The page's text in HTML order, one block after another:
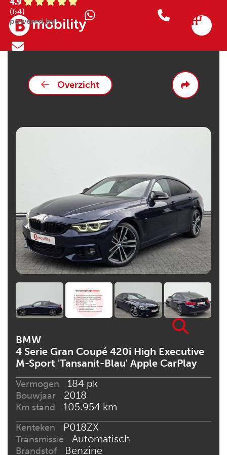
(64)
powered by
Overzicht
BMW
4 Serie Gran Coupé 420i High Executive
M-Sport 'Tansanit-Blau' Apple CarPlay
Vermogen 184 pk
Bouwjaar 2018
Km stand 105.954 km
Kenteken P018ZX
Transmissie Automatisch
Brandstof Benzine